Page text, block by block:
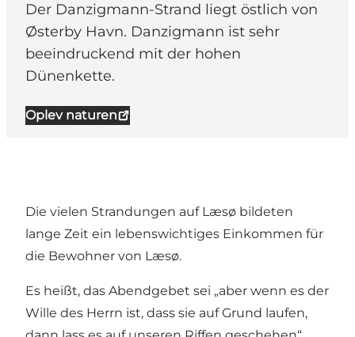
Der Danzigmann-Strand liegt östlich von
Østerby Havn. Danzigmann ist sehr
beeindruckend mit der hohen
Dünenkette.
Oplev naturen
Die vielen Strandungen auf Læsø bildeten
lange Zeit ein lebenswichtiges Einkommen für
die Bewohner von Læsø.
Es heißt, das Abendgebet sei „aber wenn es der
Wille des Herrn ist, dass sie auf Grund laufen,